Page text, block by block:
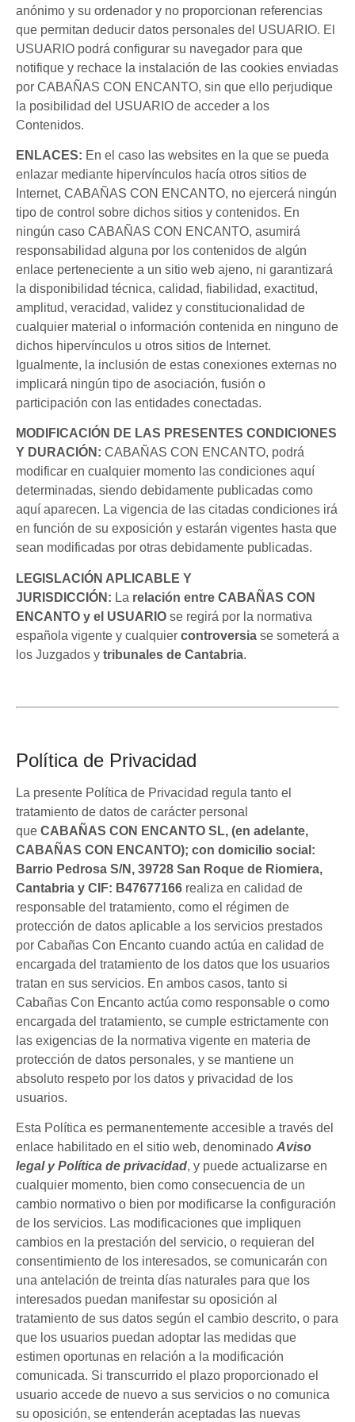
anónimo y su ordenador y no proporcionan referencias
que permitan deducir datos personales del USUARIO. El
USUARIO podrá configurar su navegador para que
notifique y rechace la instalación de las cookies enviadas
por CABAÑAS CON ENCANTO, sin que ello perjudique
la posibilidad del USUARIO de acceder a los
Contenidos.
ENLACES: En el caso las websites en la que se pueda
enlazar mediante hipervínculos hacía otros sitios de
Internet, CABAÑAS CON ENCANTO, no ejercerá ningún
tipo de control sobre dichos sitios y contenidos. En
ningún caso CABAÑAS CON ENCANTO, asumirá
responsabilidad alguna por los contenidos de algún
enlace perteneciente a un sitio web ajeno, ni garantizará
la disponibilidad técnica, calidad, fiabilidad, exactitud,
amplitud, veracidad, validez y constitucionalidad de
cualquier material o información contenida en ninguno de
dichos hipervínculos u otros sitios de Internet.
Igualmente, la inclusión de estas conexiones externas no
implicará ningún tipo de asociación, fusión o
participación con las entidades conectadas.
MODIFICACIÓN DE LAS PRESENTES CONDICIONES
Y DURACIÓN: CABAÑAS CON ENCANTO, podrá
modificar en cualquier momento las condiciones aquí
determinadas, siendo debidamente publicadas como
aquí aparecen. La vigencia de las citadas condiciones irá
en función de su exposición y estarán vigentes hasta que
sean modificadas por otras debidamente publicadas.
LEGISLACIÓN APLICABLE Y
JURISDICCIÓN: La relación entre CABAÑAS CON
ENCANTO y el USUARIO se regirá por la normativa
española vigente y cualquier controversia se someterá a
los Juzgados y tribunales de Cantabria.
Política de Privacidad
La presente Política de Privacidad regula tanto el
tratamiento de datos de carácter personal
que CABAÑAS CON ENCANTO SL, (en adelante,
CABAÑAS CON ENCANTO); con domicilio social:
Barrio Pedrosa S/N, 39728 San Roque de Riomiera,
Cantabria y CIF: B47677166 realiza en calidad de
responsable del tratamiento, como el régimen de
protección de datos aplicable a los servicios prestados
por Cabañas Con Encanto cuando actúa en calidad de
encargada del tratamiento de los datos que los usuarios
tratan en sus servicios. En ambos casos, tanto si
Cabañas Con Encanto actúa como responsable o como
encargada del tratamiento, se cumple estrictamente con
las exigencias de la normativa vigente en materia de
protección de datos personales, y se mantiene un
absoluto respeto por los datos y privacidad de los
usuarios.
Esta Política es permanentemente accesible a través del
enlace habilitado en el sitio web, denominado Aviso
legal y Política de privacidad, y puede actualizarse en
cualquier momento, bien como consecuencia de un
cambio normativo o bien por modificarse la configuración
de los servicios. Las modificaciones que impliquen
cambios en la prestación del servicio, o requieran del
consentimiento de los interesados, se comunicarán con
una antelación de treinta días naturales para que los
interesados puedan manifestar su oposición al
tratamiento de sus datos según el cambio descrito, o para
que los usuarios puedan adoptar las medidas que
estimen oportunas en relación a la modificación
comunicada. Si transcurrido el plazo proporcionado el
usuario accede de nuevo a sus servicios o no comunica
su oposición, se entenderán aceptadas las nuevas